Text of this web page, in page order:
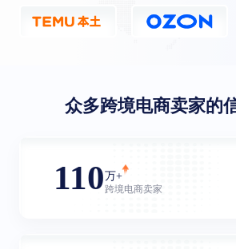
众多跨境电商卖家的
110万+
跨境电商卖家